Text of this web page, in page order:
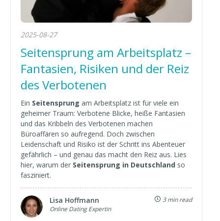
2025-08-27
Seitensprung am Arbeitsplatz –
Fantasien, Risiken und der Reiz
des Verbotenen
Ein Seitensprung am Arbeitsplatz ist für viele ein
geheimer Traum: Verbotene Blicke, heiße Fantasien
und das Kribbeln des Verbotenen machen
Büroaffären so aufregend. Doch zwischen
Leidenschaft und Risiko ist der Schritt ins Abenteuer
gefährlich – und genau das macht den Reiz aus. Lies
hier, warum der Seitensprung in Deutschland so
fasziniert.
Lisa Hoffmann
Online Dating Expertin
3 min read